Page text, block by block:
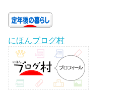
にほんブログ村